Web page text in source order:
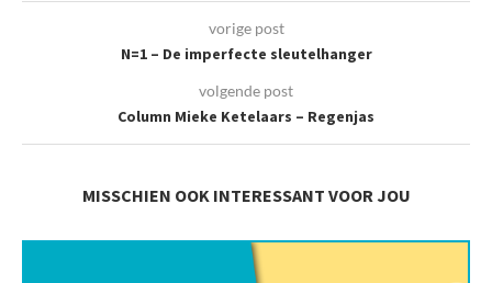
vorige post
N=1 – De imperfecte sleutelhanger
volgende post
Column Mieke Ketelaars – Regenjas
MISSCHIEN OOK INTERESSANT VOOR JOU